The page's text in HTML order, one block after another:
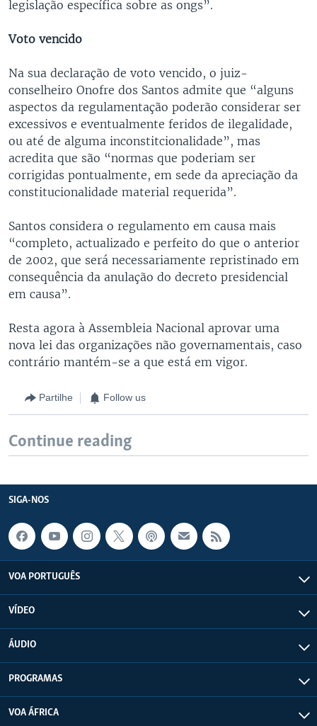
legislação específica sobre as ongs”.
Voto vencido
Na sua declaração de voto vencido, o juiz-
conselheiro Onofre dos Santos admite que “alguns
aspectos da regulamentação poderão considerar ser
excessivos e eventualmente feridos de ilegalidade,
ou até de alguma inconstitcionalidade”, mas
acredita que são “normas que poderiam ser
corrigidas pontualmente, em sede da apreciação da
constitucionalidade material requerida”.
Santos considera o regulamento em causa mais
“completo, actualizado e perfeito do que o anterior
de 2002, que será necessariamente repristinado em
consequência da anulação do decreto presidencial
em causa”.
Resta agora à Assembleia Nacional aprovar uma
nova lei das organizações não governamentais, caso
contrário mantém-se a que está em vigor.
Partilhe Follow us
Continue reading
SIGA-NOS
VOA PORTUGUÊS
VÍDEO
ÁUDIO
PROGRAMAS
VOA ÁFRICA